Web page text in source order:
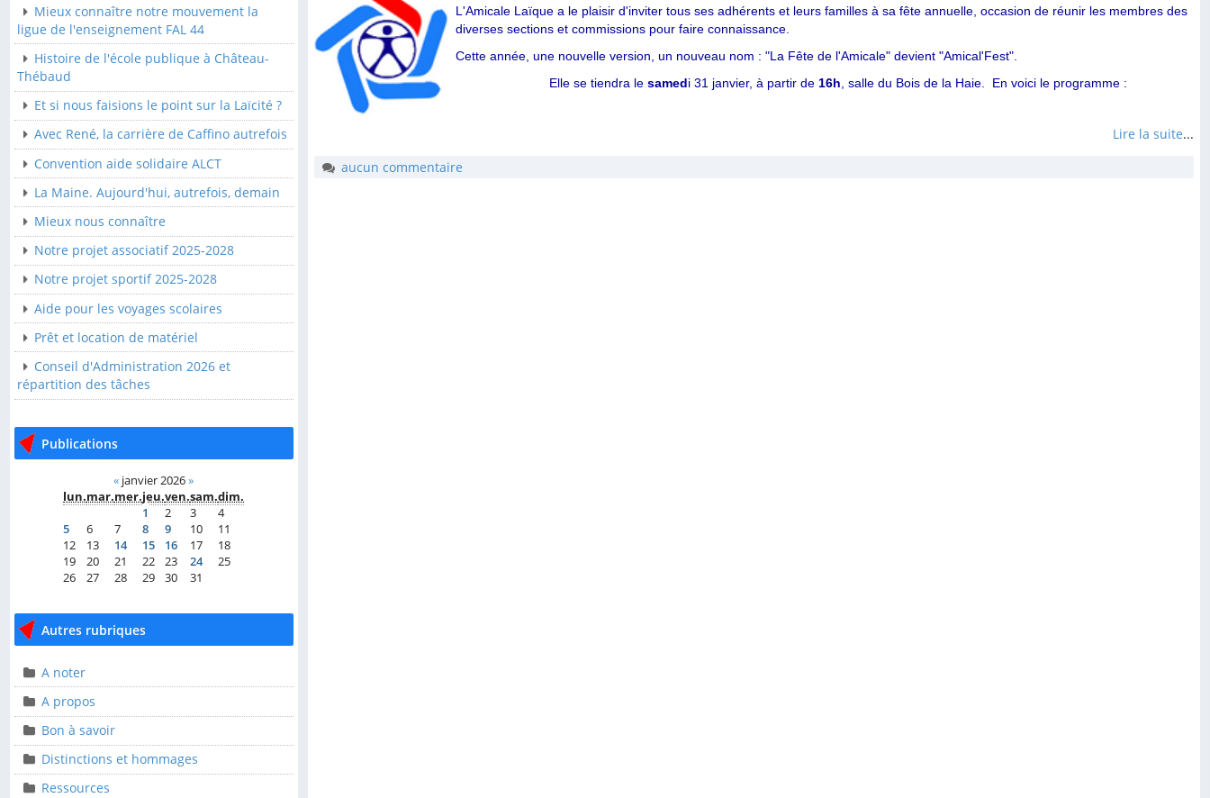
Convention aide solidaire
ALCT
La Maine. Aujourd'hui,
autrefois, demain
Mieux nous connaître
Notre projet associatif
2025-2028
Notre projet sportif 2025-
2028
Aide pour les voyages
scolaires
Prêt et location de
matériel
Conseil d'Administration
2026 et répartition des
tâches
Publications
janvier 2026»
mer.jeu.ven.sam.dim.
1
2 3
4
10
11
15 16 17
18
22 23 24
25
29 30 31
Autres rubriques
A noter
A propos
Bon à savoir
Distinctions et
hommages
Mieux connaître notre mouvement la
ligue de l'enseignement FAL 44
Histoire de l'école publique à Château-
Thébaud
Et si nous faisions le point sur la Laïcité ?
Avec René, la carrière de Caffino autrefois
Convention aide solidaire ALCT
La Maine. Aujourd'hui, autrefois, demain
Mieux nous connaître
Notre projet associatif 2025-2028
Notre projet sportif 2025-2028
Aide pour les voyages scolaires
Prêt et location de matériel
Conseil d'Administration 2026 et
répartition des tâches
Publications
« janvier 2026»
lun.mar.mer.jeu.ven.sam.dim.
1
2 3
4
5
6 7 8 9 10
11
12
13 14 15 16 17
18
19
20 21 22 23 24
25
26
27 28 29 30 31
Autres rubriques
A noter
A propos
Bon à savoir
Distinctions et hommages
Ressources
L'Amicale Laïque a le plaisir d'inviter tous ses adhérents et leurs familles à sa fête annuelle, occasion de réunir les membres des
diverses sections et commissions pour faire connaissance.
Cette année, une nouvelle version, un nouveau nom : "La Fête de l'Amicale" devient "Amical'Fest".
Elle se tiendra le samedi 31 janvier, à partir de 16h, salle du Bois de la Haie. En voici le programme :
Lire la suite...
aucun commentaire